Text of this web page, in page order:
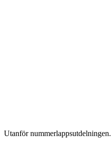
Utanför nummerlappsutdelningen.